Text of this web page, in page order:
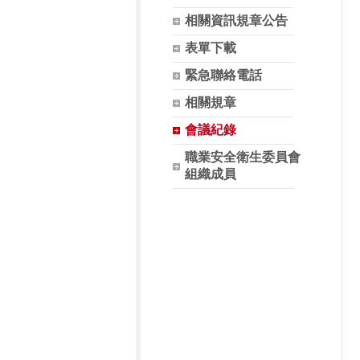
相關資訊規章公告
表單下載
緊急聯絡電話
相關規章
會議紀錄
職業安全衛生委員會
組織成員